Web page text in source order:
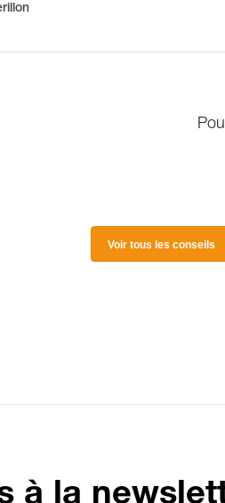
Voir tous les conseils